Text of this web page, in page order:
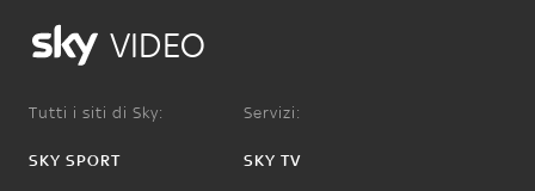
VIDEO
Tutti i siti di Sky:
SKY SPORT
Servizi:
SKY TV